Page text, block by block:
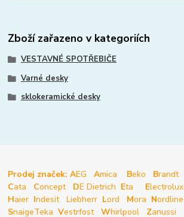
Zboží zařazeno v kategoriích
VESTAVNÉ SPOTŘEBIČE
Varné desky
sklokeramické desky
Prodej značek: AEG Amica Beko Brandt
Cata Concept DE Dietrich Eta Electrolux
Haier Indesit Liebherr Lord Mora Nordline
SnaigeTeka Vestrfost Whirlpool Zanussi